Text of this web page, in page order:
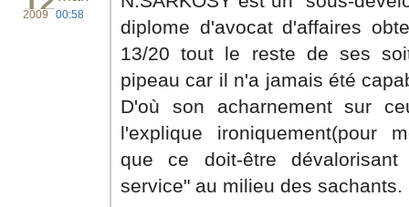
2009 00:58
diplome d'avocat d'affaires
13/20 tout le reste de ses
pipeau car il n'a jamais été
D'où son acharnement sur
l'explique ironiquement(pour
que ce doit-être
service" au milieu des sachants.